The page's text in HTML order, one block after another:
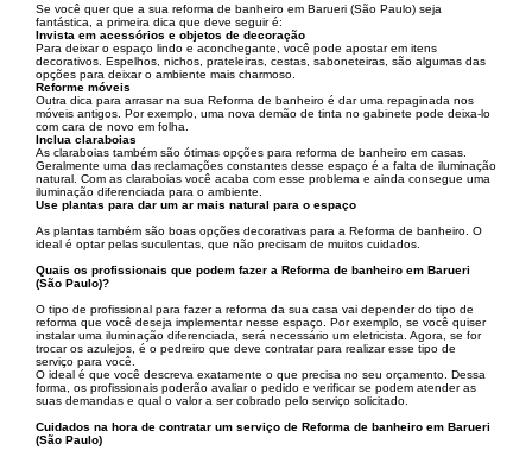
Se você quer que a sua reforma de banheiro em Barueri (São Paulo) seja
fantástica, a primeira dica que deve seguir é:
Invista em acessórios e objetos de decoração
Para deixar o espaço lindo e aconchegante, você pode apostar em itens
decorativos. Espelhos, nichos, prateleiras, cestas, saboneteiras, são algumas das
opções para deixar o ambiente mais charmoso.
Reforme móveis
Outra dica para arrasar na sua Reforma de banheiro é dar uma repaginada nos
móveis antigos. Por exemplo, uma nova demão de tinta no gabinete pode deixa-lo
com cara de novo em folha.
Inclua claraboias
As claraboias também são ótimas opções para reforma de banheiro em casas.
Geralmente uma das reclamações constantes desse espaço é a falta de iluminação
natural. Com as claraboias você acaba com esse problema e ainda consegue uma
iluminação diferenciada para o ambiente.
Use plantas para dar um ar mais natural para o espaço
As plantas também são boas opções decorativas para a Reforma de banheiro. O
ideal é optar pelas suculentas, que não precisam de muitos cuidados.
Quais os profissionais que podem fazer a Reforma de banheiro em Barueri
(São Paulo)?
O tipo de profissional para fazer a reforma da sua casa vai depender do tipo de
reforma que você deseja implementar nesse espaço. Por exemplo, se você quiser
instalar uma iluminação diferenciada, será necessário um eletricista. Agora, se for
trocar os azulejos, é o pedreiro que deve contratar para realizar esse tipo de
serviço para você.
O ideal é que você descreva exatamente o que precisa no seu orçamento. Dessa
forma, os profissionais poderão avaliar o pedido e verificar se podem atender as
suas demandas e qual o valor a ser cobrado pelo serviço solicitado.
Cuidados na hora de contratar um serviço de Reforma de banheiro em Barueri
(São Paulo)